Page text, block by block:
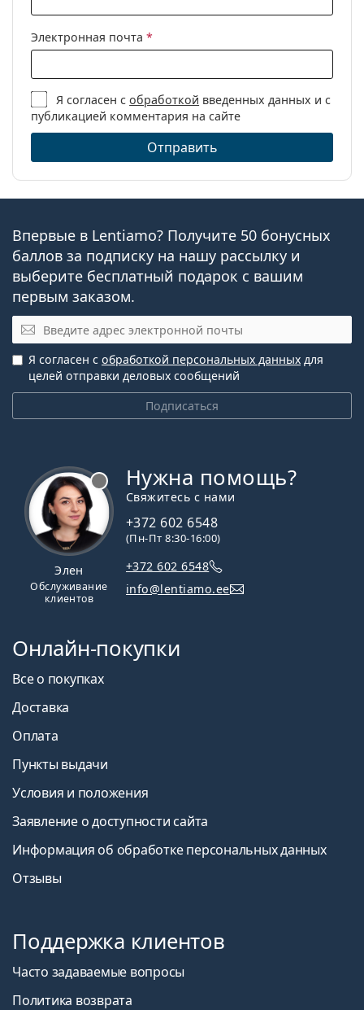
Электронная почта *
Я согласен собработкой введенных данных и с
публикацией комментария на сайте
Отправить
Впервые в Lentiamo? Получите 50 бонусных
баллов за подписку на нашу рассылку и
выберите бесплатный подарок с вашим
первым заказом.
Электронная почта
Подписаться
Я согласен с обработкой персональных данных для
целей отправки деловых сообщений
Элен
Обслуживание
клиентов
Нужна помощь?
Свяжитесь с нами
+372 602 6548
(Пн-Пт 8:30-16:00)
+372 602 6548
info@lentiamo.ee
Онлайн-покупки
Все о покупках
Доставка
Оплата
Пункты выдачи
Условия и положения
Заявление о доступности сайта
Информация об обработке персональных данных
Отзывы
Поддержка клиентов
Часто задаваемые вопросы
Политика возврата